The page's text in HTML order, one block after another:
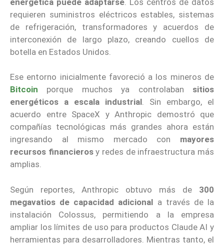
requieren suministros eléctricos estables, sistemas
de refrigeración, transformadores y acuerdos de
interconexión de largo plazo, creando cuellos de
botella en Estados Unidos.
Ese entorno inicialmente favoreció a los mineros de
Bitcoin
porque muchos ya controlaban sitios
energéticos a escala industrial. Sin embargo, el
acuerdo entre SpaceX y Anthropic demostró que
compañías tecnológicas más grandes ahora están
ingresando al mismo mercado con mayores
recursos financierosy redes de infraestructura más
amplias.
Según reportes, Anthropic obtuvo más de 300
megavatios de capacidad adicional a través de la
instalación Colossus, permitiendo a la empresa
ampliar los límites de uso para productos Claude AI y
herramientas para desarrolladores. Mientras tanto, el